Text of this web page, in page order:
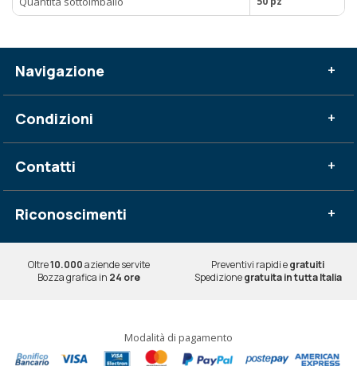
Navigazione +
Condizioni +
Contatti +
Riconoscimenti +
Oltre10.000aziende servite Preventivi rapidi egratuiti
Bozza grafica in 24 ore Spedizionegratuita in tutta Italia
Modalità di pagamento